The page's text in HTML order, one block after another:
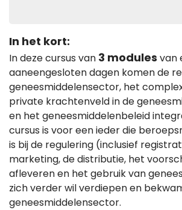
In het kort:
In deze cursus van 3 modules van
aaneengesloten dagen komen de
geneesmiddelensector, het
private krachtenveld in de
en het geneesmiddelenbeleid
cursus is voor een ieder die
is bij de regulering (inclusief
marketing, de distributie, het
afleveren en het gebruik van
zich verder wil verdiepen en
geneesmiddelensector.